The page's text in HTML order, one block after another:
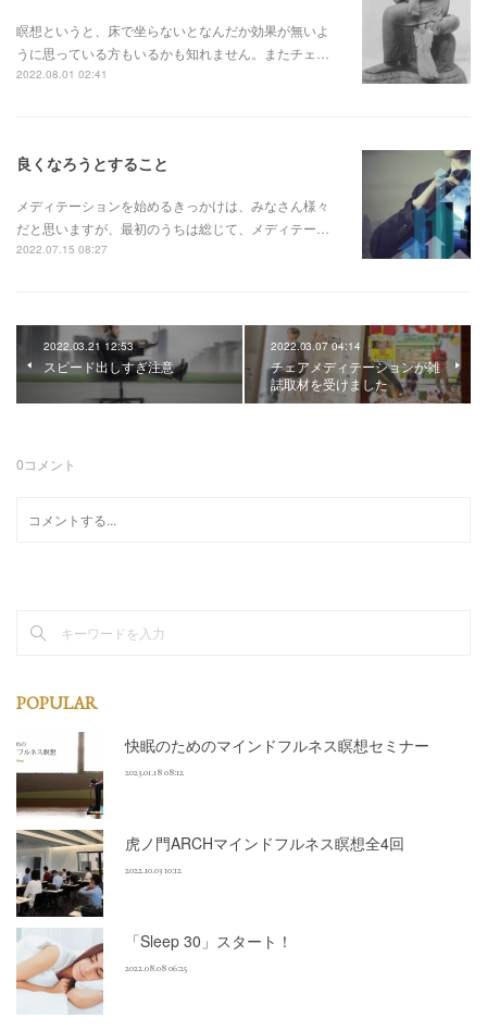
瞑想というと、床で坐らないとなんだか効果が無いよ
うに思っている方もいるかも知れません。またチェ…
2022.08.01 02:41
良くなろうとすること
メディテーションを始めるきっかけは、みなさん様々
だと思いますが、最初のうちは総じて、メディテー…
2022.07.15 08:27
2022.03.21 12:53
スピード出しすぎ注意
2022.03.07 04:14
チェアメディテーションが雑
誌取材を受けました
0コメント
POPULAR
快眠のためのマインドフルネス瞑想セミナー
2023.01.18 08:12
虎ノ門ARCHマインドフルネス瞑想全4回
2022.10.03 10:12
「Sleep 30」スタート！
2022.08.08 06:25